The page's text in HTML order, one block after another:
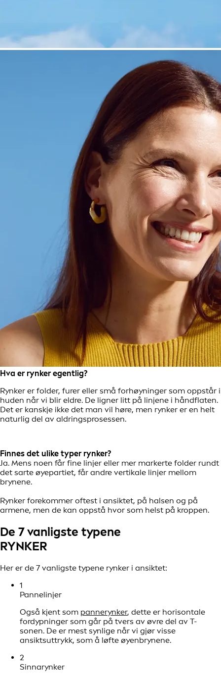
Hva er rynker egentlig?
Rynker er folder, furer eller små forhøyninger som oppstår i
huden når vi blir eldre. De ligner litt på linjene i håndflaten.
Det er kanskje ikke det man vil høre, men rynker er en helt
naturlig del av aldringsprosessen.
Finnes det ulike typer rynker?
Ja. Mens noen får fine linjer eller mer markerte folder rundt
det sarte øyepartiet, får andre vertikale linjer mellom
brynene.
Rynker forekommer oftest i ansiktet, på halsen og på
armene, men de kan oppstå hvor som helst på kroppen.
De 7 vanligste typene
RYNKER
Her er de 7 vanligste typene rynker i ansiktet:
1
Pannelinjer
Også kjent som pannerynker, dette er horisontale
fordypninger som går på tvers av øvre del av T-
sonen. De er mest synlige når vi gjør visse
ansiktsuttrykk, som å løfte øyenbrynene.
2
Sinnarynker